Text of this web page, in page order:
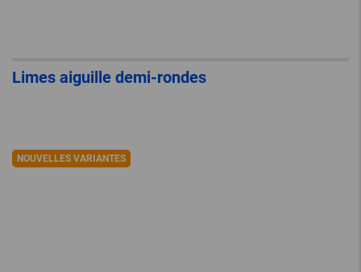
Limes aiguille demi-rondes
NOUVELLES VARIANTES